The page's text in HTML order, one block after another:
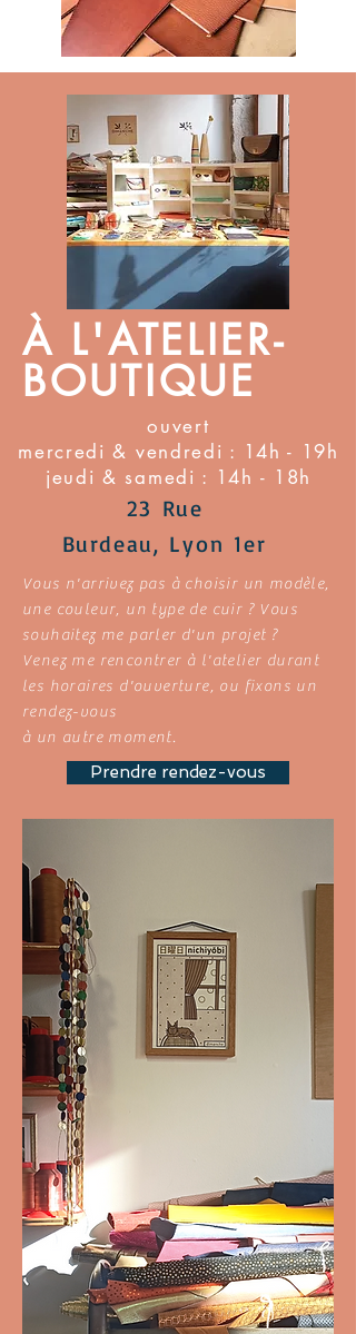
À L'ATELIER-
BOUTIQUE
ouvert
mercredi & vendredi : 14h - 19h
jeudi & samedi : 14h - 18h
23 Rue
Burdeau, Lyon 1er
Vous n'arrivez pas à choisir un modèle,
une couleur, un type de cuir ? Vous
souhaitez me parler d'un projet ?
Venez me rencontrer à l'atelier durant
les horaires d'ouverture, ou fixons un
rendez-vous
à un autre moment.
Prendre rendez-vous